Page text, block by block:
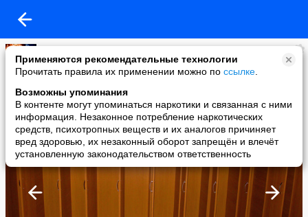
Применяются рекомендательные технологии
Прочитать правила их применении можно по ссылке
Возможны упоминания
В контенте могут упоминаться наркотики и связанная с ними
информация. Незаконное потребление наркотических
средств, психотропных веществ и их аналогов причиняет
вред здоровью, их незаконный оборот запрещён и влечёт
установленную законодательством ответственность
-+-
added a photo
29 May в 16:24